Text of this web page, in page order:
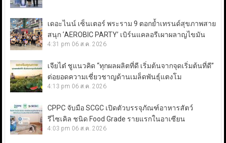
เดอะไนน์ เซ็นเตอร์ พระราม 9 ตอกย้ำเทรนด์สุขภาพสาย
สนุก ‘AEROBIC PARTY’ เบิร์นแคลอรีเผาผลาญไขมัน
4:31 pm 06 ส.ค. 2026
เจียไต๋ ชูแนวคิด “ทุกผลผลิตที่ดี เริ่มต้นจากจุดเริ่มต้นที่ดี”
ต่อยอดความเชี่ยวชาญด้านเมล็ดพันธุ์แตงโม
4:13 pm 06 ส.ค. 2026
CPPC จับมือ SCGC เปิดตัวบรรจุภัณฑ์อาหารสัตว์
รีไซเคิล ชนิด Food Grade รายแรกในอาเซียน
4:03 pm 06 ส.ค. 2026